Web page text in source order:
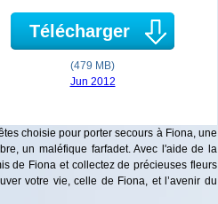
Télécharger
(479 MB)
Jun 2012
choisie pour porter secours à Fiona, une
un maléfique farfadet. Avec l'aide de la
de Fiona et collectez de précieuses fleurs
votre vie, celle de Fiona, et l’avenir du